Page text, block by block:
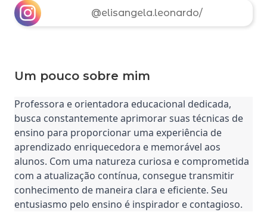
@elisangela.leonardo/
Um pouco sobre mim
Professora e orientadora educacional dedicada,
busca constantemente aprimorar suas técnicas de
ensino para proporcionar uma experiência de
aprendizado enriquecedora e memorável aos
alunos. Com uma natureza curiosa e comprometida
com a atualização contínua, consegue transmitir
conhecimento de maneira clara e eficiente. Seu
entusiasmo pelo ensino é inspirador e contagioso.